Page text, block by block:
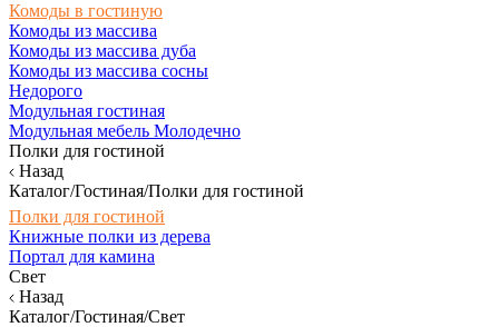
Комоды в гостиную
Комоды из массива
Комоды из массива дуба
Комоды из массива сосны
Недорого
Модульная гостиная
Модульная мебель Молодечно
Полки для гостиной
Назад
Каталог/Гостиная/Полки для гостиной
Полки для гостиной
Книжные полки из дерева
Портал для камина
Свет
Назад
Каталог/Гостиная/Свет